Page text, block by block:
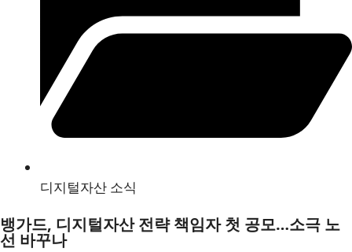
디지털자산 소식
뱅가드, 디지털자산 전략 책임자 첫 공모…소극 노
선 바꾸나